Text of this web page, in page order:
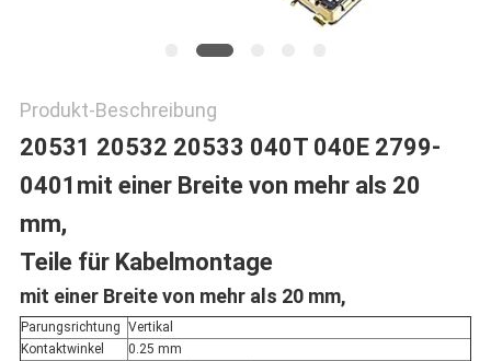
Produkt-Beschreibung
20531 20532 20533 040T 040E 2799-
0401 mit einer Breite von mehr als 20
mm,
Teile für Kabelmontage
mit einer Breite von mehr als 20 mm,
Parungsrichtung Vertikal
Kontaktwinkel
0.25 mm